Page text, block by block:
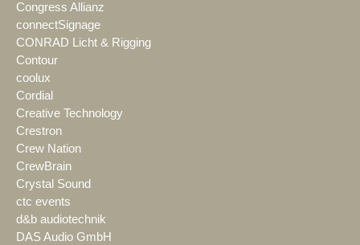
Congress Allianz
connectSignage
CONRAD Licht & Rigging
Contour
coolux
Cordial
Creative Technology
Crestron
Crew Nation
CrewBrain
Crystal Sound
ctc events
d&b audiotechnik
DAS Audio GmbH